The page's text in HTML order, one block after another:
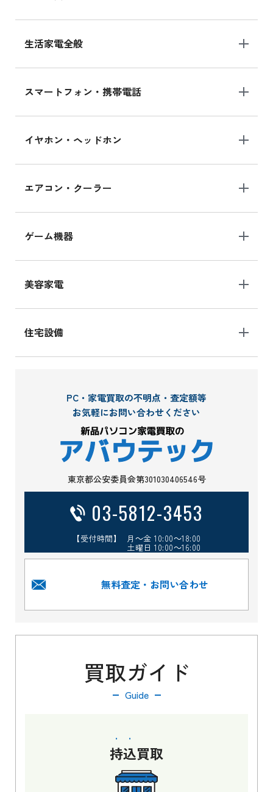
生活家電全般
スマートフォン・携帯電話
イヤホン・ヘッドホン
エアコン・クーラー
ゲーム機器
美容家電
住宅設備
PC・家電買取の不明点・査定額等
お気軽にお問い合わせください
東京都公安委員会第301030406546号
03-5812-3453
【受付時間】 月～金 10:00～18:00
土曜日 10:00～16:00
無料査定・お問い合わせ
買取ガイド
Guide
持込買取